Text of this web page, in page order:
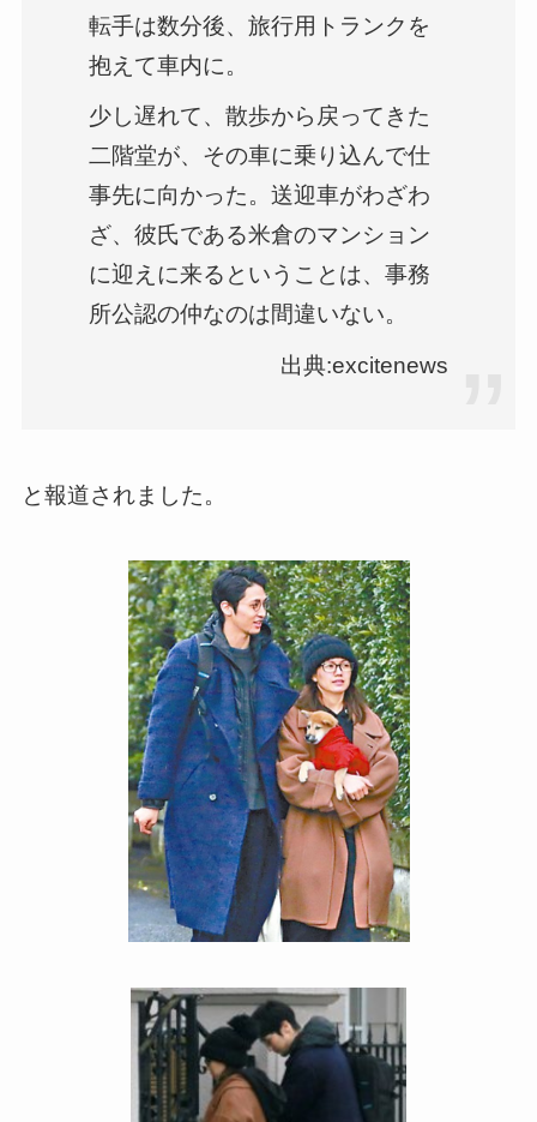
転手は数分後、旅行用トランクを
抱えて車内に。
少し遅れて、散歩から戻ってきた
二階堂が、その車に乗り込んで仕
事先に向かった。送迎車がわざわ
ざ、彼氏である米倉のマンション
に迎えに来るということは、事務
所公認の仲なのは間違いない。
出典:excitenews
と報道されました。